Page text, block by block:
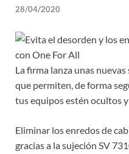
28/04/2020
La firma lanza unas
que permiten, de forma
tus equipos estén ocultos
Eliminar los enredos de
gracias a la sujeción SV